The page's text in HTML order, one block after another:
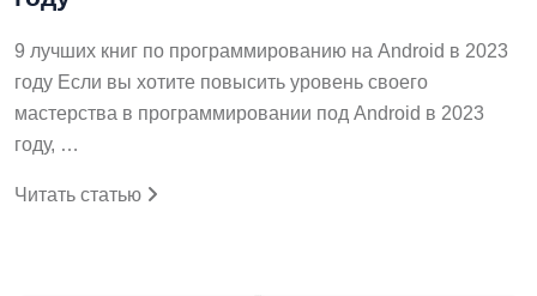
9 лучших книг по программированию на Android в 2023
году Если вы хотите повысить уровень своего
мастерства в программировании под Android в 2023
году, …
Читать статью